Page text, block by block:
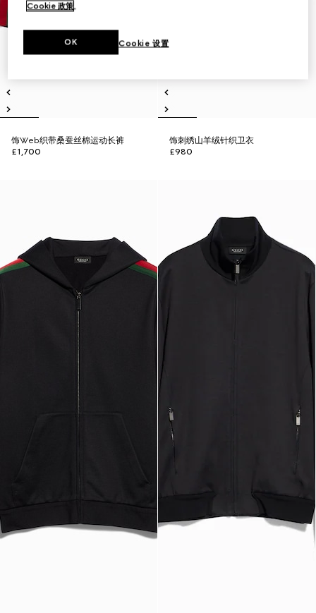
饰Web织带桑蚕丝棉运动长裤
£1,700
饰刺绣山羊绒针织卫衣
£980
Cookie 政策。
Cookie 设置
OK